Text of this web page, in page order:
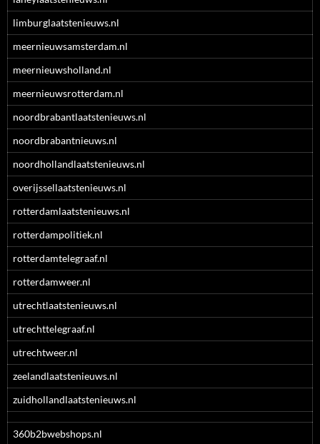
limburglaatstenieuws.nl
meernieuwsamsterdam.nl
meernieuwsholland.nl
meernieuwsrotterdam.nl
noordbrabantlaatstenieuws.nl
noordbrabantnieuws.nl
noordhollandlaatstenieuws.nl
overijssellaatstenieuws.nl
rotterdamlaatstenieuws.nl
rotterdampolitiek.nl
rotterdamtelegraaf.nl
rotterdamweer.nl
utrechtlaatstenieuws.nl
utrechttelegraaf.nl
utrechtweer.nl
zeelandlaatstenieuws.nl
zuidhollandlaatstenieuws.nl
360b2bwebshops.nl